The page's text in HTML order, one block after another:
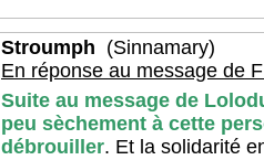
Stroumph (Sinnamary)
En réponse au message de
Suite au message de
peu sèchement à cette
débrouiller. Et la solidarité